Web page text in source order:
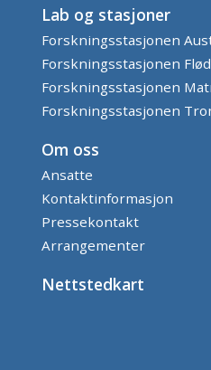
Lab og stasjoner
Forskningsstasjonen
Forskningsstasjonen
Forskningsstasjonen
Forskningsstasjonen
Om oss
Ansatte
Kontaktinformasjon
Pressekontakt
Arrangementer
Nettstedkart